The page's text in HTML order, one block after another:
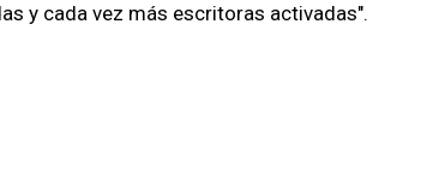
y cada vez más escritoras activadas".